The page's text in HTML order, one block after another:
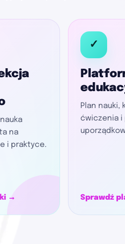
na
i praktyce.
→
✓
Plan nauki,
ćwiczenia i
Sprawdź